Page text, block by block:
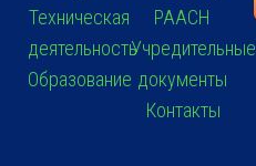
Техническая
деятельность
Образование
РААСН
Учредительные
документы
Контакты